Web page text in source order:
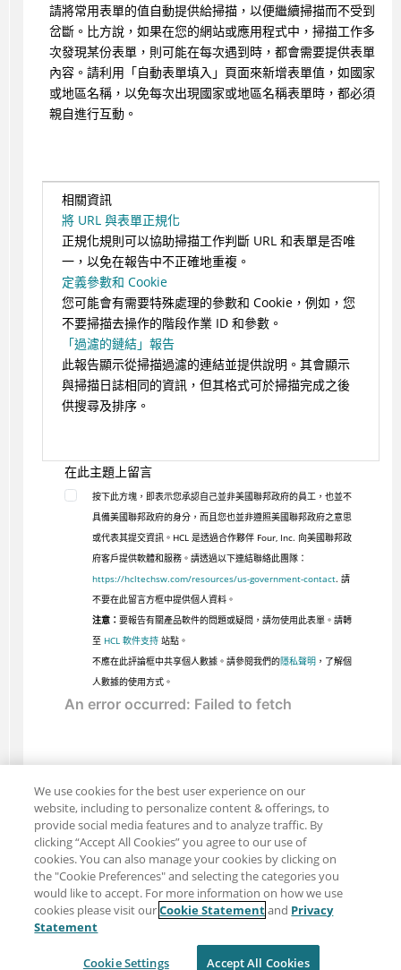
請將常用表單的值自動提供給掃描，以便繼續掃描而不受到
岔斷。比方說，如果在您的網站或應用程式中，掃描工作多
次發現某份表單，則可能在每次遇到時，都會需要提供表單
內容。請利用「自動表單填入」頁面來新增表單值，如國家
或地區名稱，以免每次出現國家或地區名稱表單時，都必須
親自進行互動。
相關資訊
將 URL 與表單正規化
正規化規則可以協助掃描工作判斷 URL 和表單是否唯
一，以免在報告中不正確地重複。
定義參數和 Cookie
您可能會有需要特殊處理的參數和 Cookie，例如，您
不要掃描去操作的階段作業 ID 和參數。
「過濾的鏈結」報告
此報告顯示從掃描過濾的連結並提供說明。其會顯示
與掃描日誌相同的資訊，但其格式可於掃描完成之後
供搜尋及排序。
在此主題上留言
按下此方塊，即表示您承認自己並非美國聯邦政府的員工，也並不
具備美國聯邦政府的身分，而且您也並非遵照美國聯邦政府之意思
或代表其提交資訊。HCL 是透過合作夥伴 Four, Inc. 向美國聯邦政
府客戶提供軟體和服務。請透過以下連結聯絡此團隊：
https://hcltechsw.com/resources/us-government-contact. 請
不要在此留言方框中提供個人資料。
注意： 要報告有關產品軟件的問題或疑問，請勿使用此表單。請轉
至 HCL 軟件支持站點。
不應在此評論框中共享個人數據。請參閱我們的隱私聲明，了解個
人數據的使用方式。
分享：電子郵件
推特
使用條款
We use cookies for the best user experience on our
website, including to personalize content & offerings, to
provide social media features and to analyze traffic. By
clicking “Accept All Cookies” you agree to our use of
cookies. You can also manage your cookies by clicking on
the "Cookie Preferences" and selecting the categories you
would like to accept. For more information on how we use
cookies please visit ourCookie Statementand Privacy
Statement
Cookie Settings Accept All Cookies